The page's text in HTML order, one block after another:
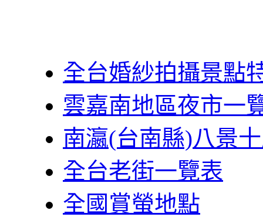
全台婚紗拍攝景點
雲嘉南地區夜市一
南瀛(台南縣)八景
全台老街一覽表
全國賞螢地點